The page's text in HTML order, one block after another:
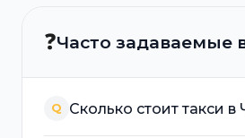
❓Часто задаваемые
Q Сколько стоит такси в